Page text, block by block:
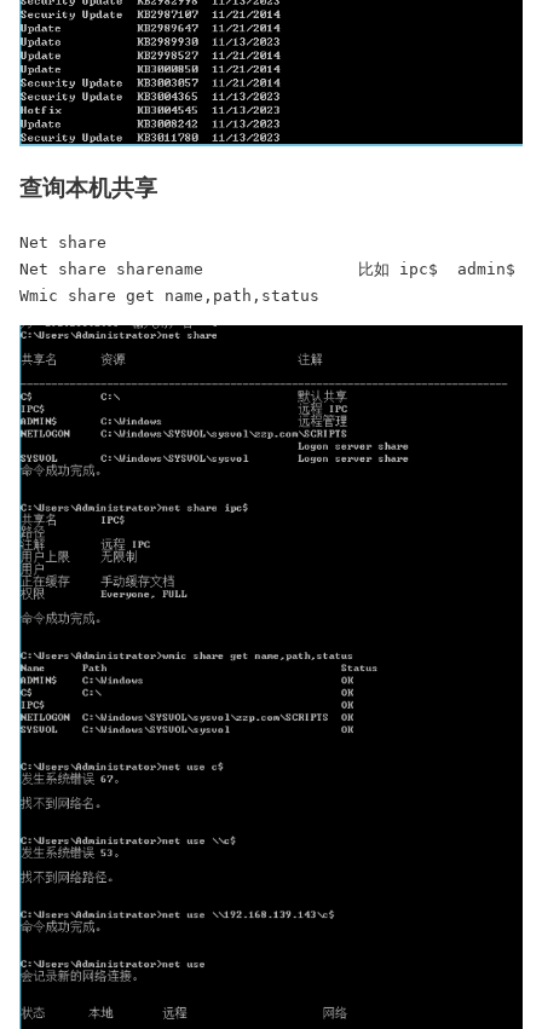
查询本机共享
Net share
Net share sharename                比如 ipc$  admin$
Wmic share get name,path,status